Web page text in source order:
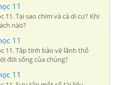
11
11. Tại sao chim và cá di cư? Khi
nào?
11
11. Tập tính bảo vệ lãnh thổ
đời sống của chúng?
11